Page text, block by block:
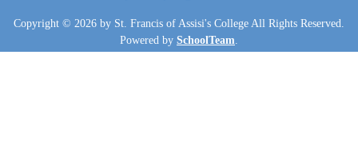
Copyright © 2026 by St. Francis of Assisi's College All Rights Reserved.
Powered by SchoolTeam